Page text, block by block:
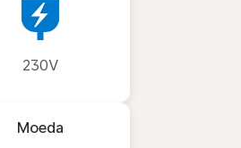
230V
Moeda